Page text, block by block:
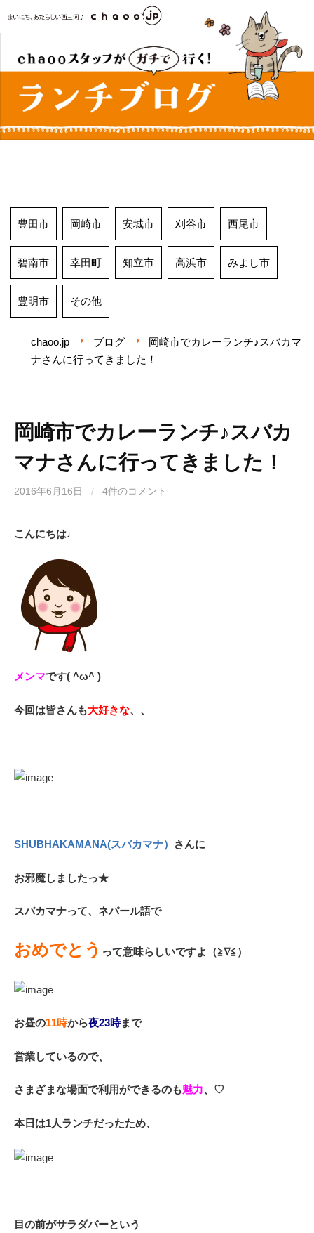
キ
豊田市 岡崎市 安城市 刈谷市 西尾市
碧南市 幸田町 知立市 高浜市 みよし市
豊明市 その他
chaoo.jp ブログ
岡崎市でカレーランチ♪スバカマ
ナさんに行ってきました！
岡崎市でカレーランチ♪スバカ
マナさんに行ってきました！
2016年6月16日 / 4件のコメント
こんにちは♩
メンマです( ^ω^ )
今回は皆さんも大好きな、、
SHUBHAKAMANA(スバカマナ） さんに
お邪魔しましたっ★
スバカマナって、ネパール語で
おめでとう って意味らしいですよ（≧∇≦）
お昼の11時から夜23時まで
営業しているので、
さまざまな場面で利用ができるのも魅力、♡
本日は1人ランチだったため、
目の前がサラダバーという